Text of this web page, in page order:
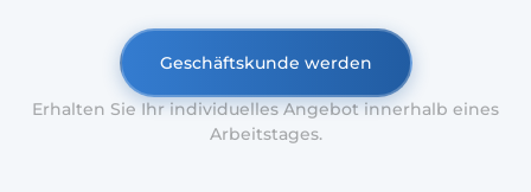
Geschäftskunde werden
Erhalten Sie Ihr individuelles Angebot innerhalb eines
Arbeitstages.